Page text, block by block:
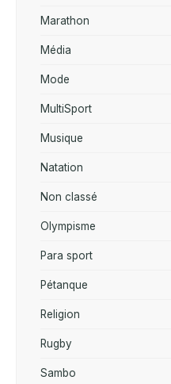
Marathon
Média
Mode
MultiSport
Musique
Natation
Non classé
Olympisme
Para sport
Pétanque
Religion
Rugby
Sambo